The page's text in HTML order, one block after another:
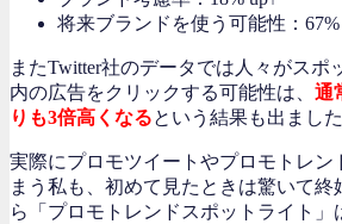
将来ブランドを使う可能性：67%
またTwitter社のデータでは人々がスポ
内の広告をクリックする可能性は、 通
りも3倍高くなるという結果も出ました
実際にプロモツイートやプロモトレン
まう私も、初めて見たときは驚いて
ら「プロモトレンドスポットライト」